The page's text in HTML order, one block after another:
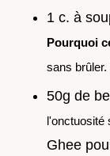
1 c. à
Pourquoi
sans brûler.
50g de
l'onctuosité
Ghee